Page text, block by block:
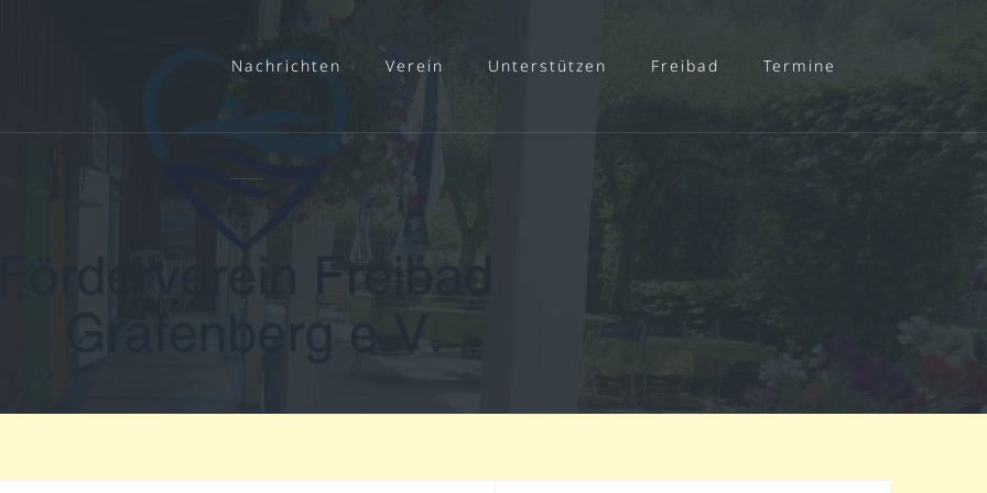
Nachrichten Verein Unterstützen Freibad Termine